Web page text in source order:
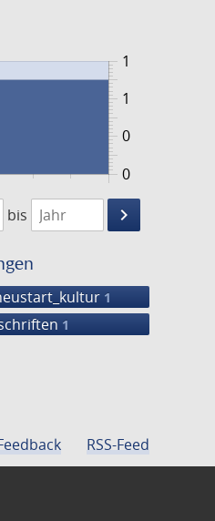
0
1
0
1
1475
bis
keyboard_arrow_right
Suche
1
1
RSS-Feed